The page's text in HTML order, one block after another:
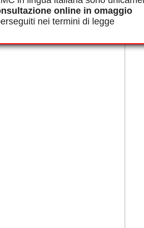
online in omaggio
nei termini di legge